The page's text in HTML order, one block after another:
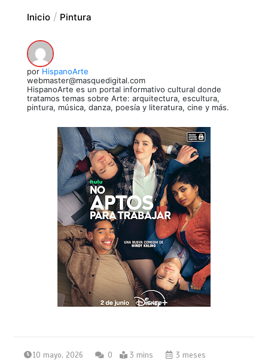
Inicio Pintura
por HispanoArte
webmaster@masquedigital.com
HispanoArte es un portal informativo cultural donde
tratamos temas sobre Arte: arquitectura, escultura,
pintura, música, danza, poesía y literatura, cine y más.
10 mayo, 2026 0 3 mins 3 meses